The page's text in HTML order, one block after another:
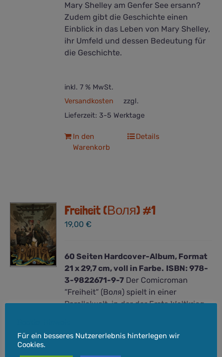
Mary Shelley am Genfer See ersann?
Zudem gibt die Geschichte einen
Einblick in das Leben von Mary Shelley,
ihr Umfeld und dessen Bedeutung für
die Geschichte.
inkl. 7 % MwSt.
zzgl.
Versandkosten
Lieferzeit: 3-5 Werktage
In den
Warenkorb
Details
Freiheit (Воля) #1
19,00€
60 Seiten Hardcover-Album, Format
21 x 29,7 cm, voll in Farbe. ISBN: 978-
3-9822671-9-7 Der Comicroman
“Freiheit“ (Воля) spielt in einer
Parallelwelt, in der der Erste Weltkrieg
ändert. Die mit dem Deutschen Reich
Für ein besseres Nutzererlebnis hinterlegen wir
Cookies.